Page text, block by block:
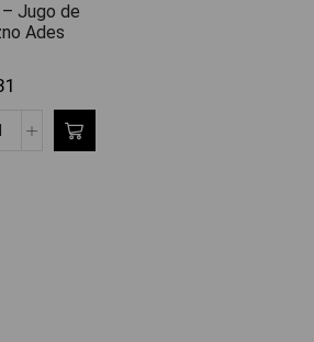
Jugo de
Ades